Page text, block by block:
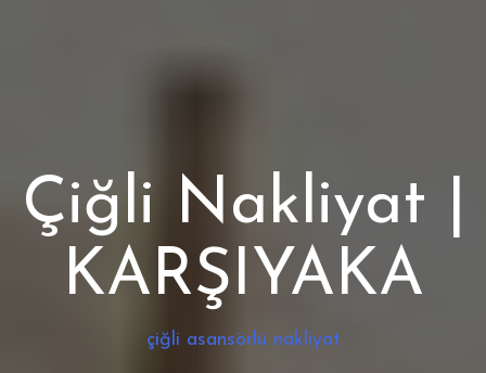
Çiğli Nakliyat |
KARŞIYAKA
çiğli asansörlü nakliyat